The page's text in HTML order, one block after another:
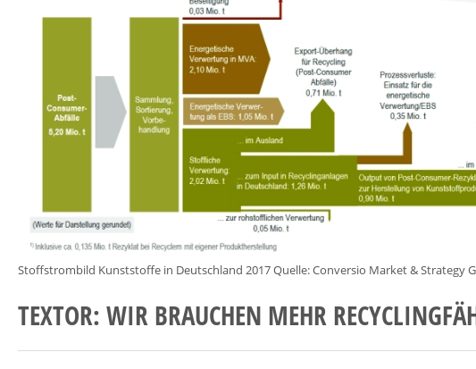
Stoffstrombild Kunststoffe in Deutschland 2017 Quelle: Conversio Market & Strategy
TEXTOR: WIR BRAUCHEN MEHR